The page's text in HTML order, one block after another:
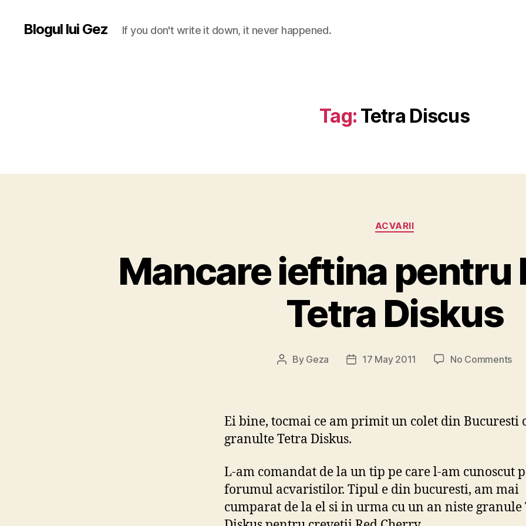
Blogul lui Gez If you don't write it down, it never happened.
Tag: Tetra Discus
Categories
ACVARII
Mancare ieftina pentru
Tetra Diskus
Post
By Geza
Post17 May 2011 No Commentson
–
Ei bine, tocmai ce am primit un colet din Bucuresti
granulte Tetra Diskus.
L-am comandat de la un tip pe care l-am cunoscut
forumul acvaristilor. Tipul e din bucuresti, am mai
cumparat de la el si in urma cu un an niste granule